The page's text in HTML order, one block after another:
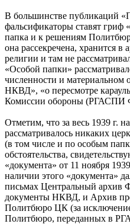
В большинстве публикаций
фальсификаторы ставят гриф
папка и к решениям
она рассекречена, хранится
религии и там не
«Особой папки»
численности и материальном
НКВД», «о пересмотре
Комиссии обороны (РГАСПИ
Отметим, что за весь 1939 г.
рассматривалось никаких
(в том числе и по особым
обстоятельства,
«документа» от 11 ноября
наличии этого «документа»
письмах Центральный архив
документы НКВД, и Архив
Политбюро ЦК (за
Политбюро, переданных в